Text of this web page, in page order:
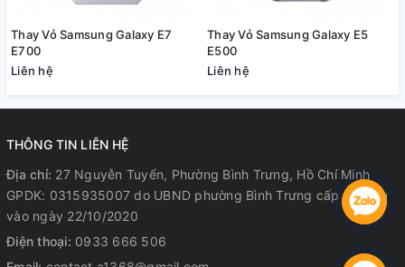
Thay Vỏ Samsung Galaxy E7
E700
Liên hệ
Thay Vỏ Samsung Galaxy E5
E500
Liên hệ
THÔNG TIN LIÊN HỆ
Địa chỉ: 27 Nguyễn Tuyển, Phường Bình Trưng, Hồ Chí Minh
GPDK: 0315935007 do UBND phường Bình Trưng cấp lần đầu
vào ngày 22/10/2020
Điện thoại: 0933 666 506